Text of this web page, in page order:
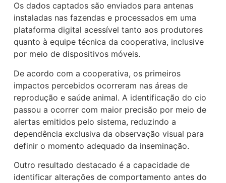
Os dados captados são enviados para antenas
instaladas nas fazendas e processados em uma
plataforma digital acessível tanto aos produtores
quanto à equipe técnica da cooperativa, inclusive
por meio de dispositivos móveis.
De acordo com a cooperativa, os primeiros
impactos percebidos ocorreram nas áreas de
reprodução e saúde animal. A identificação do cio
passou a ocorrer com maior precisão por meio de
alertas emitidos pelo sistema, reduzindo a
dependência exclusiva da observação visual para
definir o momento adequado da inseminação.
Outro resultado destacado é a capacidade de
identificar alterações de comportamento antes do